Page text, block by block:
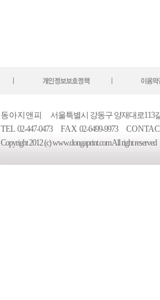
동아지앤피
서울특별시 강동구 양재대로113
TEL 02-447-0473 FAX 02-6499-9973
Copyright 2012 (c) www.dongaprint.com All right reserved